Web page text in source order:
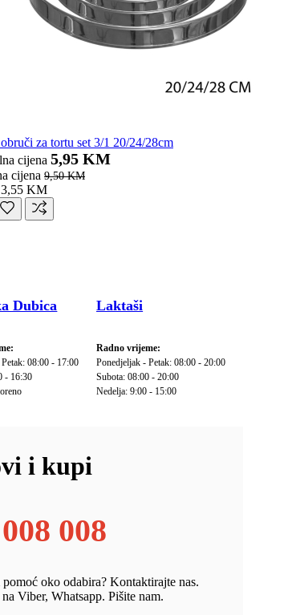
za tortu set 3/1 20/24/28cm
cijena 5,95 KM
cijena 9,50 KM
3,55 KM
Dubica
08:00 - 17:00
- 16:30
Laktaši
Radno vrijeme:
Ponedjeljak - Petak: 08:00 - 20:00
Subota: 08:00 - 20:00
Nedelja: 9:00 - 15:00
i kupi
008
pomoć oko odabira? Kontaktirajte nas.
Viber, Whatsapp. Pišite nam.